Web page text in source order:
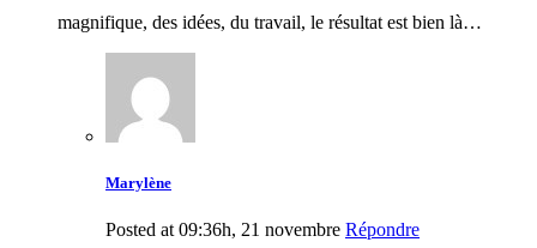
magnifique, des idées, du travail, le résultat est bien là…
Marylène
Posted at 09:36h, 21 novembre Répondre